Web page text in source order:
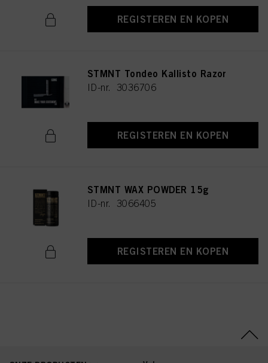
REGISTEREN EN KOPEN
STMNT Tondeo Kallisto Razor
ID-nr. 3036706
REGISTEREN EN KOPEN
STMNT WAX POWDER 15g
ID-nr. 3066405
REGISTEREN EN KOPEN